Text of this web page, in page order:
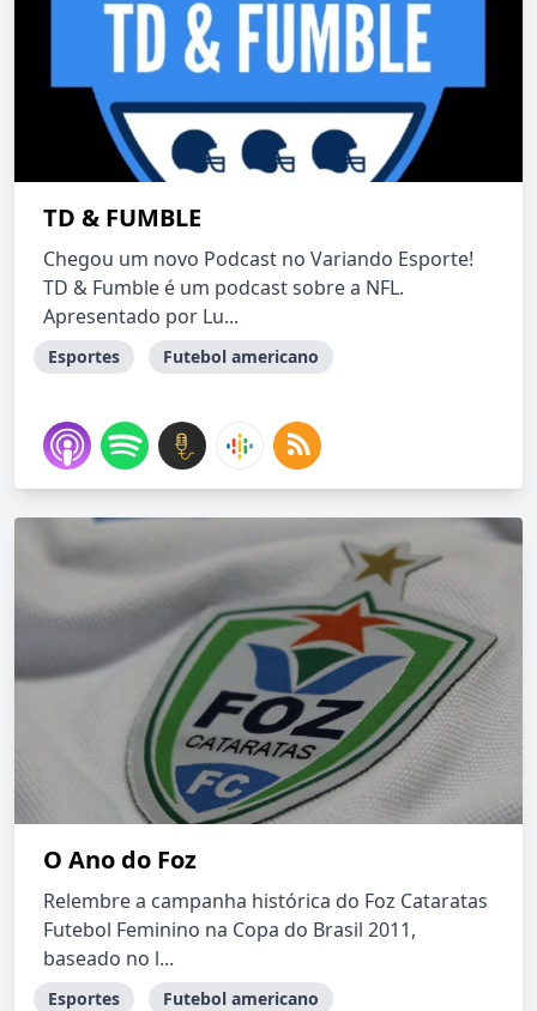
TD & FUMBLE
Chegou um novo Podcast no Variando Esporte!
TD & Fumble é um podcast sobre a NFL.
Apresentado por Lu...
Esportes Futebol americano
O Ano do Foz
Relembre a campanha histórica do Foz Cataratas
Futebol Feminino na Copa do Brasil 2011,
baseado no l...
Esportes Futebol americano